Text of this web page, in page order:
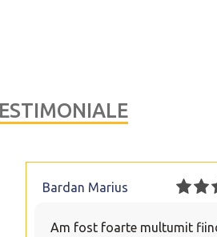
Bardan Marius
Am fost foarte multumit